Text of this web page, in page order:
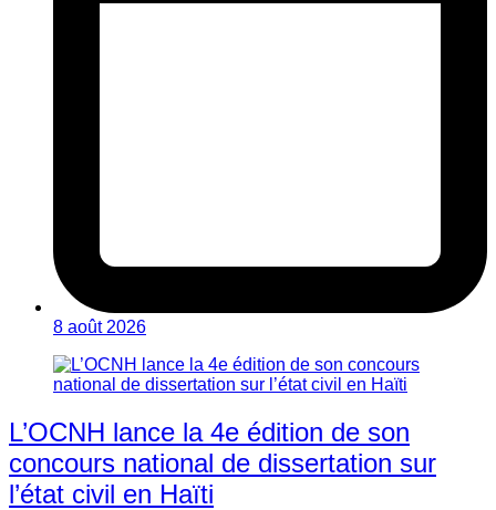
8 août 2026
L’OCNH lance la 4e édition de son
concours national de dissertation sur
l’état civil en Haïti